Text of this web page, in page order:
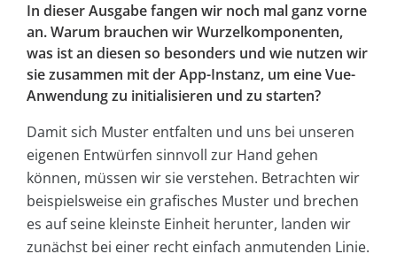
In dieser Ausgabe fangen wir noch mal ganz vorne
an. Warum brauchen wir Wurzelkomponenten,
was ist an diesen so besonders und wie nutzen wir
sie zusammen mit der App-Instanz, um eine Vue-
Anwendung zu initialisieren und zu starten?
Damit sich Muster entfalten und uns bei unseren
eigenen Entwürfen sinnvoll zur Hand gehen
können, müssen wir sie verstehen. Betrachten wir
beispielsweise ein grafisches Muster und brechen
es auf seine kleinste Einheit herunter, landen wir
zunächst bei einer recht einfach anmutenden Linie.